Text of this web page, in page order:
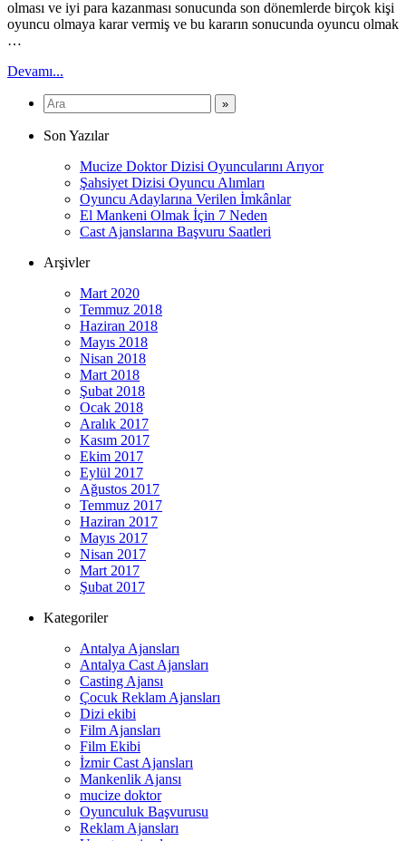
olması ve iyi para kazanması sonucunda son dönemlerde birçok kişi
oyuncu olmaya karar vermiş ve bu kararın sonucunda oyuncu olmak
…
Devamı...
Son Yazılar
Mucize Doktor Dizisi Oyuncularını Arıyor
Şahsiyet Dizisi Oyuncu Alımları
Oyuncu Adaylarına Verilen İmkânlar
El Mankeni Olmak İçin 7 Neden
Cast Ajanslarına Başvuru Saatleri
Arşivler
Mart 2020
Temmuz 2018
Haziran 2018
Mayıs 2018
Nisan 2018
Mart 2018
Şubat 2018
Ocak 2018
Aralık 2017
Kasım 2017
Ekim 2017
Eylül 2017
Ağustos 2017
Temmuz 2017
Haziran 2017
Mayıs 2017
Nisan 2017
Mart 2017
Şubat 2017
Kategoriler
Antalya Ajansları
Antalya Cast Ajansları
Casting Ajansı
Çocuk Reklam Ajansları
Dizi ekibi
Film Ajansları
Film Ekibi
İzmir Cast Ajansları
Mankenlik Ajansı
mucize doktor
Oyunculuk Başvurusu
Reklam Ajansları